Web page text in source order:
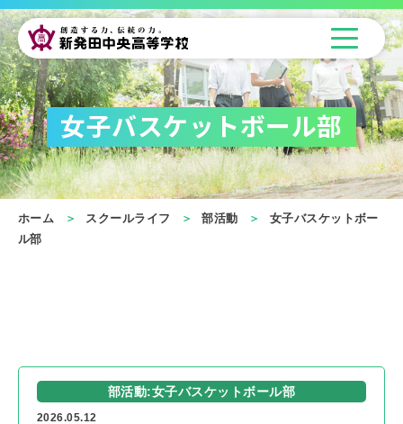
女子バスケットボール部
ホーム スクールライフ 部活動
女子バスケットボー
ル部
部活動:女子バスケットボール部
2026.05.12